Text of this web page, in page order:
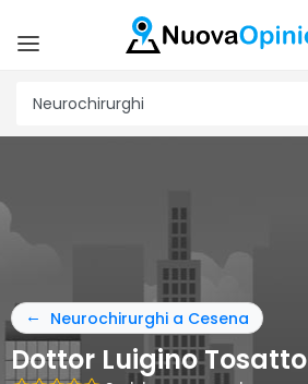
Neurochirurghi a Cesena
Dottor Luigino Tosatto